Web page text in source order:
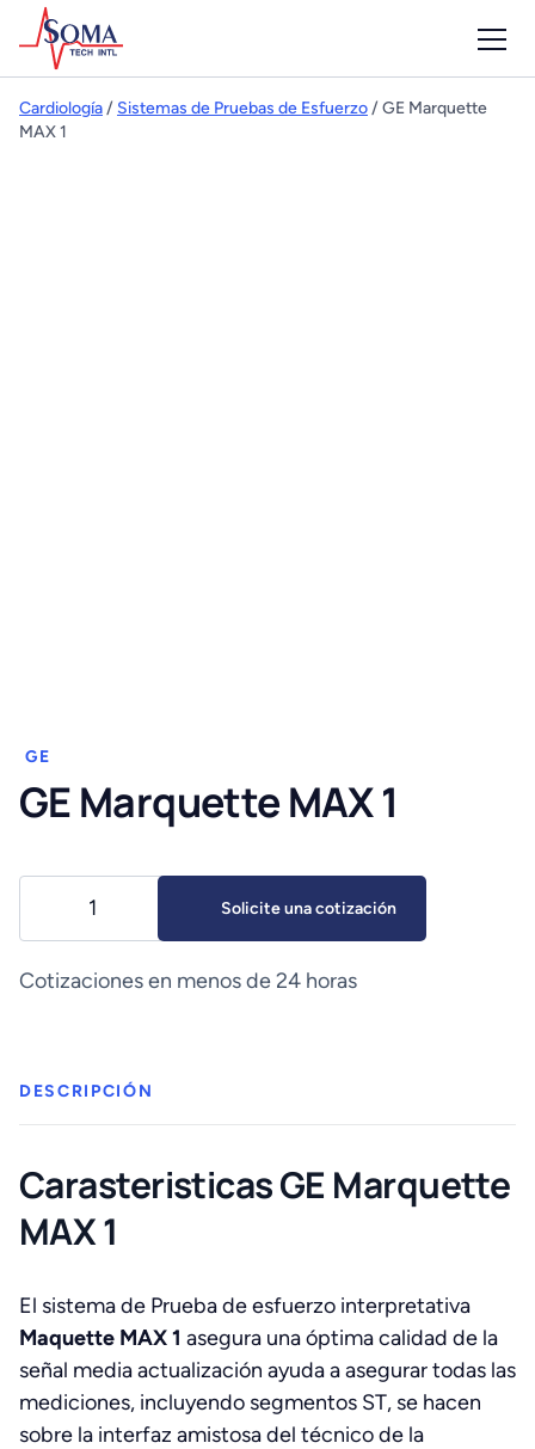
Cardiología/ Sistemas de Pruebas de Esfuerzo/ GE Marquette
MAX 1
GE
GE Marquette MAX 1
Marquette
MAX
1
Solicite una cotización
Cotizaciones en menos de 24 horas
DESCRIPCIÓN
Carasteristicas GE Marquette
MAX 1
El sistema de Prueba de esfuerzo interpretativa
Maquette MAX 1 asegura una óptima calidad de la
señal media actualización ayuda a asegurar todas las
mediciones, incluyendo segmentos ST, se hacen
sobre la interfaz amistosa del técnico de la